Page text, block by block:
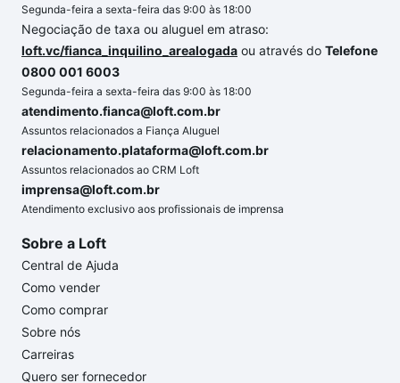
Segunda-feira a sexta-feira das 9:00 às 18:00
Negociação de taxa ou aluguel em atraso:
loft.vc/fianca_inquilino_arealogada ou através do Telefone
0800 001 6003
Segunda-feira a sexta-feira das 9:00 às 18:00
atendimento.fianca@loft.com.br
Assuntos relacionados a Fiança Aluguel
relacionamento.plataforma@loft.com.br
Assuntos relacionados ao CRM Loft
imprensa@loft.com.br
Atendimento exclusivo aos profissionais de imprensa
Sobre a Loft
Central de Ajuda
Como vender
Como comprar
Sobre nós
Carreiras
Quero ser fornecedor